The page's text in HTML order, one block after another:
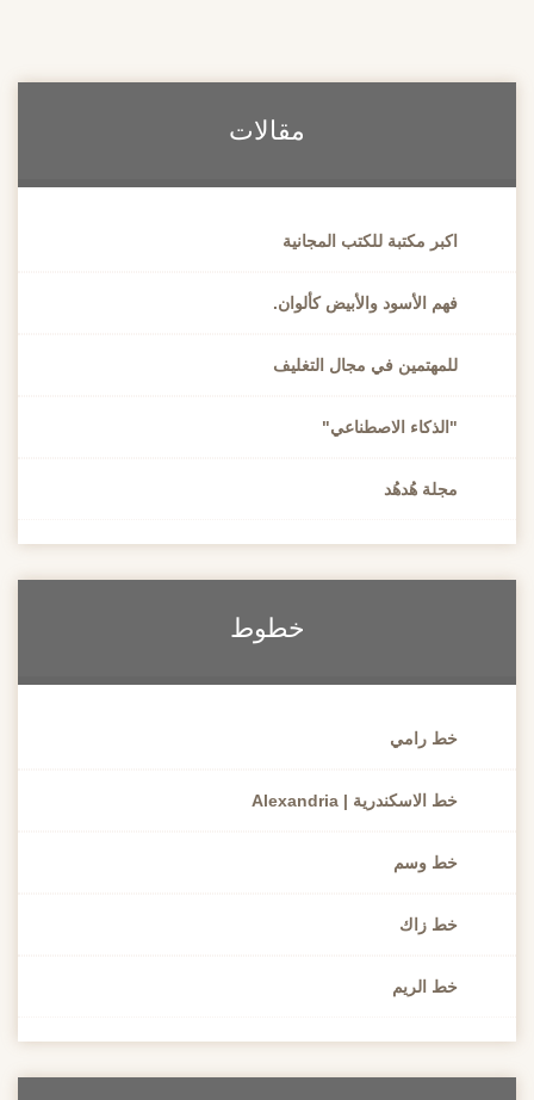
مقالات
اكبر مكتبة للكتب المجانية
فهم الأسود والأبيض كألوان.
للمهتمين في مجال التغليف
"الذكاء الاصطناعي"
مجلة هُدهُد
خطوط
خط الاسكندرية | Alexandria